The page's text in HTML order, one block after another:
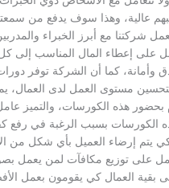
عالية، وهذا سوف يدفع من
شركتنا مع أبرز الخبراء
على إعطاء المال المناسب إلى
وأمانة، كما أن الشركة توفر
مستوى العمل لدى العمال،
بحضور هذه الكورسات، والتميز
الكورسات بسبب الرغبة في رفع
يتم إرضاء العميل بأي شكل من
على توزيع مكافآت لمن يعمل
بقية العمال كي يقومون بعمل